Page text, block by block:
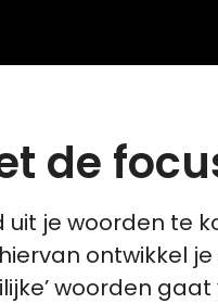
de
je woorden te
ontwikkel
woorden